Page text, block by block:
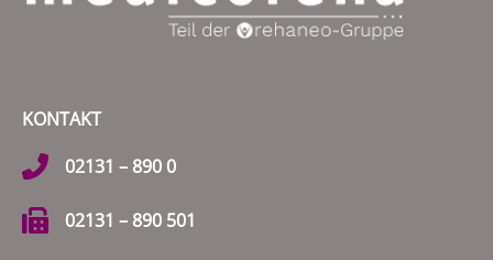
KONTAKT
02131 – 890 0
02131 – 890 501